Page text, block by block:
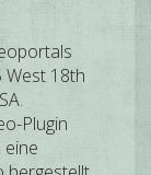
West 18th
Plugin